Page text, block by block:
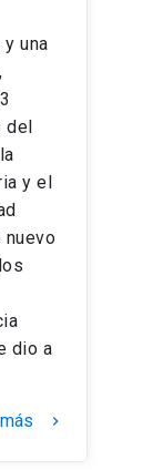
una
del
y el
nuevo
dio a
keyboard_arrow_right